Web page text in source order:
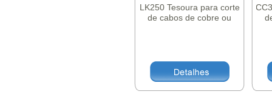
LK250 Tesoura para corte
de cabos de cobre ou